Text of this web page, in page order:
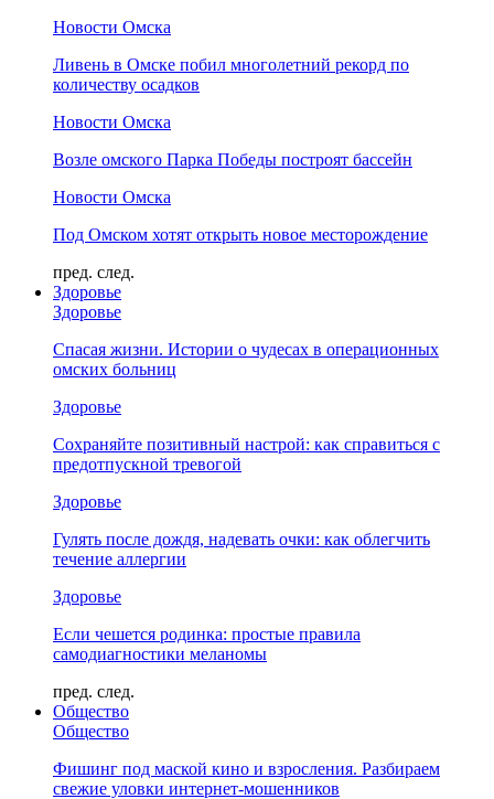
Новости Омска
Ливень в Омске побил многолетний рекорд по
количеству осадков
Новости Омска
Возле омского Парка Победы построят бассейн
Новости Омска
Под Омском хотят открыть новое месторождение
пред. след.
Здоровье
Здоровье
Спасая жизни. Истории о чудесах в операционных
омских больниц
Здоровье
Сохраняйте позитивный настрой: как справиться с
предотпускной тревогой
Здоровье
Гулять после дождя, надевать очки: как облегчить
течение аллергии
Здоровье
Если чешется родинка: простые правила
самодиагностики меланомы
пред. след.
Общество
Общество
Фишинг под маской кино и взросления. Разбираем
свежие уловки интернет-мошенников